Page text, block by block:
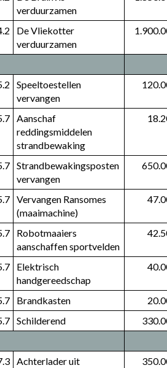
verduurzamen
De Vliekotter
verduurzamen
Speeltoestellen
vervangen
Aanschaf
reddingsmiddelen
strandbewaking
Strandbewakingsposten
vervangen
Vervangen Ransomes
(maaimachine)
Robotmaaiers
aanschaffen sportvelden
Elektrisch
handgereedschap
Brandkasten
Schilderend
Achterlader uit